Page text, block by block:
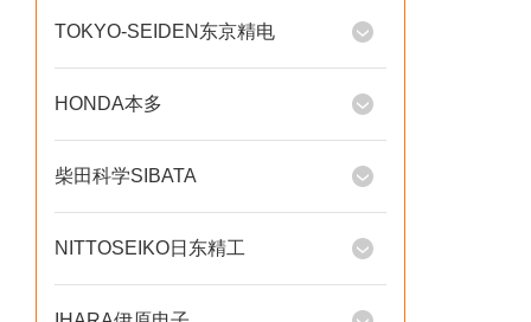
TOKYO-SEIDEN东京精电
HONDA本多
柴田科学SIBATA
NITTOSEIKO日东精工